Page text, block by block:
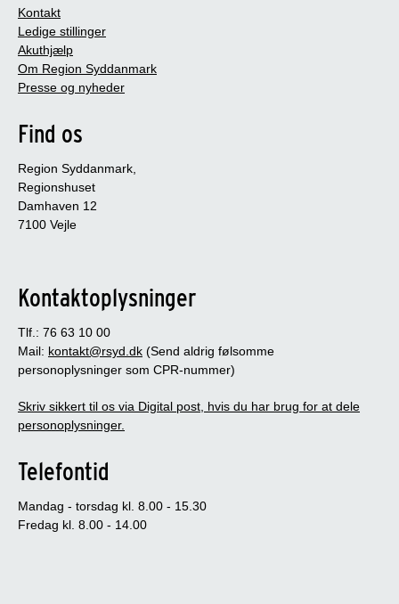
Kontakt
Ledige stillinger
Akuthjælp
Om Region Syddanmark
Presse og nyheder
Find os
Region Syddanmark,
Regionshuset
Damhaven 12
7100 Vejle
Kontaktoplysninger
Tlf.: 76 63 10 00
Mail: kontakt@rsyd.dk (Send aldrig følsomme
personoplysninger som CPR-nummer)
Skriv sikkert til os via Digital post, hvis du har brug for at dele
personoplysninger.
Telefontid
Mandag - torsdag kl. 8.00 - 15.30
Fredag kl. 8.00 - 14.00